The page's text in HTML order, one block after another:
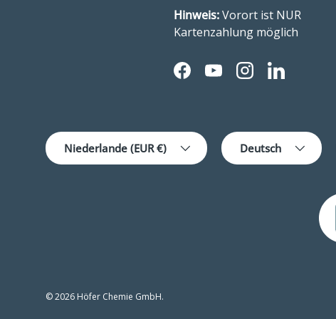
Hinweis:Vorort ist NUR
Kartenzahlung möglich
FacebookYouTubeInstagramLinkedIn
Land/Region
Niederlande (EUR €)
Sprache
Deutsch
© 2026 Höfer Chemie GmbH.